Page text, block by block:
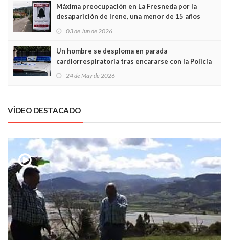
Máxima preocupación en La Fresneda por la
desaparición de Irene, una menor de 15 años
03 de Jun de 2026
Un hombre se desploma en parada
cardiorrespiratoria tras encararse con la Policía
Local en Luanco
24 de May de 2026
VÍDEO DESTACADO